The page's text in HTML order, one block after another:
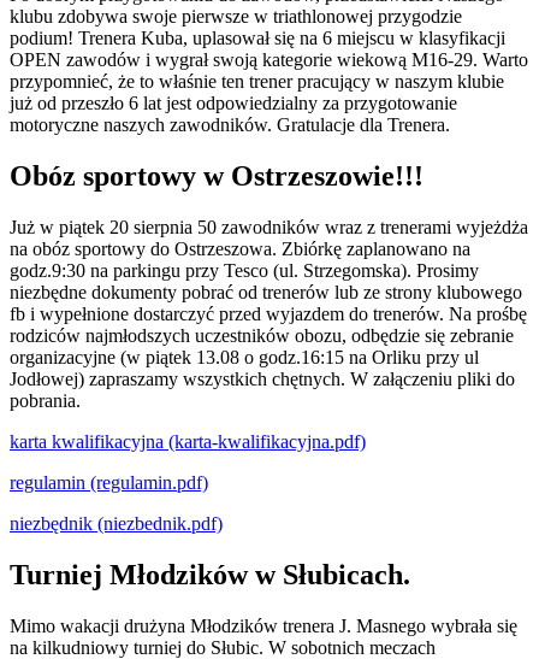
klubu zdobywa swoje pierwsze w triathlonowej przygodzie
podium! Trenera Kuba, uplasował się na 6 miejscu w klasyfikacji
OPEN zawodów i wygrał swoją kategorie wiekową M16-29. Warto
przypomnieć, że to właśnie ten trener pracujący w naszym klubie
już od przeszło 6 lat jest odpowiedzialny za przygotowanie
motoryczne naszych zawodników. Gratulacje dla Trenera.
Obóz sportowy w Ostrzeszowie!!!
Już w piątek 20 sierpnia 50 zawodników wraz z trenerami wyjeżdża
na obóz sportowy do Ostrzeszowa. Zbiórkę zaplanowano na
godz.9:30 na parkingu przy Tesco (ul. Strzegomska). Prosimy
niezbędne dokumenty pobrać od trenerów lub ze strony klubowego
fb i wypełnione dostarczyć przed wyjazdem do trenerów. Na prośbę
rodziców najmłodszych uczestników obozu, odbędzie się zebranie
organizacyjne (w piątek 13.08 o godz.16:15 na Orliku przy ul
Jodłowej) zapraszamy wszystkich chętnych. W załączeniu pliki do
pobrania.
karta kwalifikacyjna (karta-kwalifikacyjna.pdf)
regulamin (regulamin.pdf)
niezbędnik (niezbednik.pdf)
Turniej Młodzików w Słubicach.
Mimo wakacji drużyna Młodzików trenera J. Masnego wybrała się
na kilkudniowy turniej do Słubic. W sobotnich meczach